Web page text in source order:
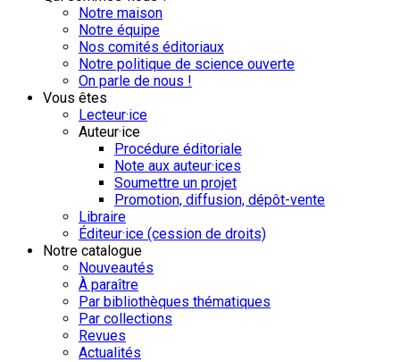
Notre maison
Notre équipe
Nos comités éditoriaux
Notre politique de science ouverte
On parle de nous !
Vous êtes
Lecteur·ice
Auteur·ice
Procédure éditoriale
Note aux auteur·ices
Soumettre un projet
Promotion, diffusion, dépôt-vente
Libraire
Éditeur·ice (cession de droits)
Notre catalogue
Nouveautés
À paraître
Par bibliothèques thématiques
Par collections
Revues
Actualités